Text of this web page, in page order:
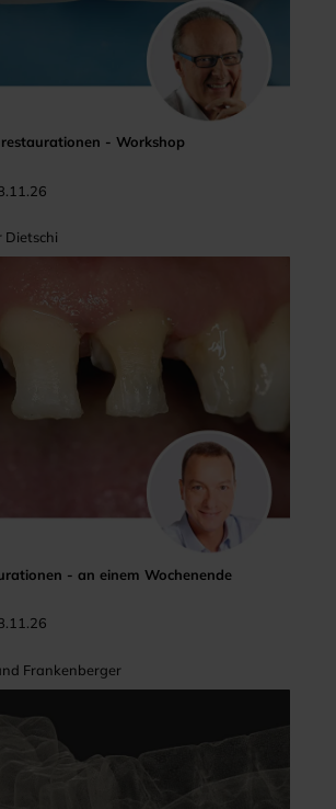
- Workshop
Dietschi
- an einem Wochenende
Frankenberger